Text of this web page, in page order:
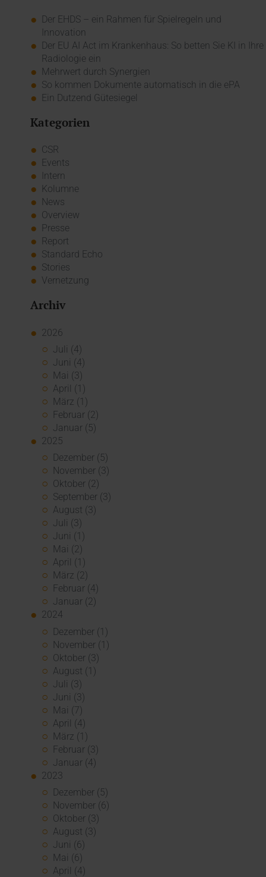
Der EHDS – ein Rahmen für Spielregeln und
Innovation
Der EU AI Act im Krankenhaus: So betten Sie KI in Ihre
Radiologie ein
Mehrwert durch Synergien
So kommen Dokumente automatisch in die ePA
Ein Dutzend Gütesiegel
Kategorien
CSR
Events
Intern
Kolumne
News
Overview
Presse
Report
Standard Echo
Stories
Vernetzung
Archiv
2026
Juli (4)
Juni (4)
Mai (3)
April (1)
März (1)
Februar (2)
Januar (5)
2025
Dezember (5)
November (3)
Oktober (2)
September (3)
August (3)
Juli (3)
Juni (1)
Mai (2)
April (1)
März (2)
Februar (4)
Januar (2)
2024
Dezember (1)
November (1)
Oktober (3)
August (1)
Juli (3)
Juni (3)
Mai (7)
April (4)
März (1)
Februar (3)
Januar (4)
2023
Dezember (5)
November (6)
Oktober (3)
August (3)
Juni (6)
Mai (6)
April (4)